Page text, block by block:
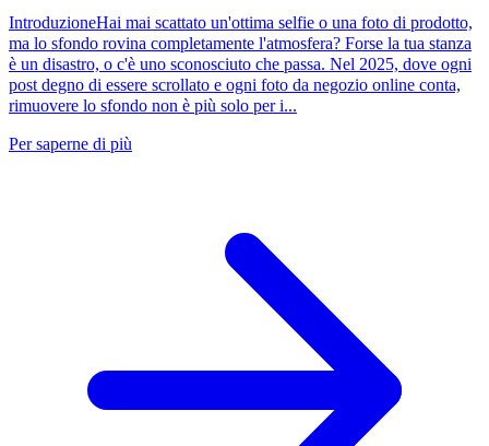
IntroduzioneHai mai scattato un'ottima selfie o una foto di prodotto,
ma lo sfondo rovina completamente l'atmosfera? Forse la tua stanza
è un disastro, o c'è uno sconosciuto che passa. Nel 2025, dove ogni
post degno di essere scrollato e ogni foto da negozio online conta,
rimuovere lo sfondo non è più solo per i...
Per saperne di più